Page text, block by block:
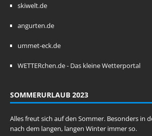
skiwelt.de
angurten.de
ummet-eck.de
WETTERchen.de - Das kleine Wetterportal
SOMMERURLAUB 2023
Alles freut sich auf den Sommer. Besonders in
nach dem langen, langen Winter immer so.